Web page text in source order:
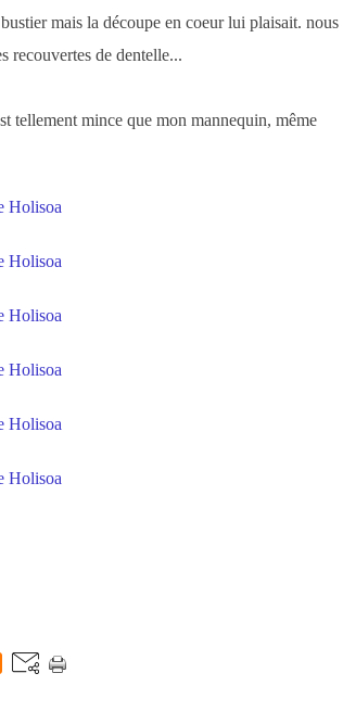
mais la découpe en coeur lui plaisait. nous
recouvertes de dentelle...
tellement mince que mon mannequin, même